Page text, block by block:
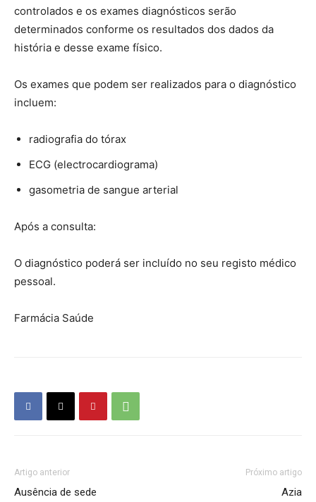
controlados e os exames diagnósticos serão
determinados conforme os resultados dos dados da
história e desse exame físico.
Os exames que podem ser realizados para o diagnóstico
incluem:
radiografia do tórax
ECG (electrocardiograma)
gasometria de sangue arterial
Após a consulta:
O diagnóstico poderá ser incluído no seu registo médico
pessoal.
Farmácia Saúde
Artigo anterior
Ausência de sede
Próximo artigo
Azia